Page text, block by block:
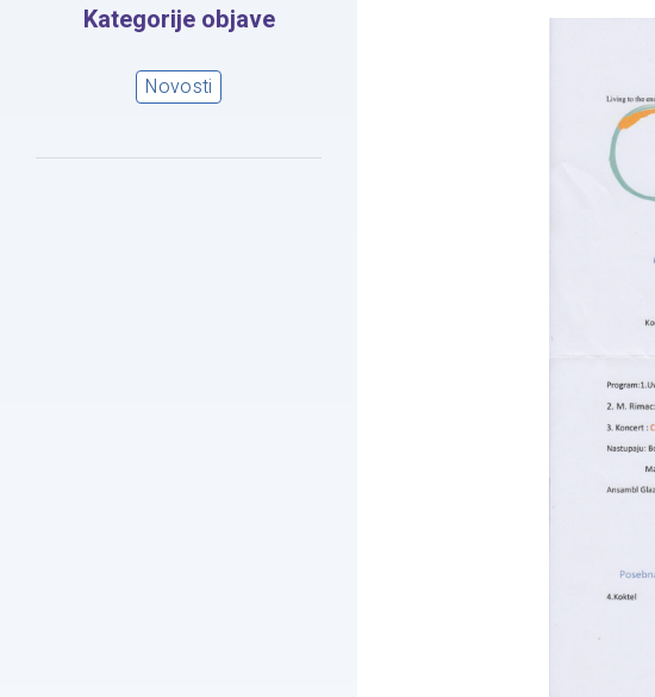
Kategorije objave
Novosti